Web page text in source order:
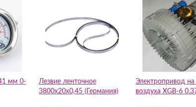
мм 0-
Лезвие ленточное
3800х20х0,45 (Германия)
Электропривод
воздуха XGB-6